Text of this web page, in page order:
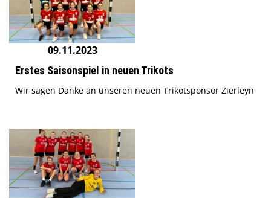
09.11.2023
Erstes Saisonspiel in neuen Trikots
Wir sagen Danke an unseren neuen Trikotsponsor Zierleyn